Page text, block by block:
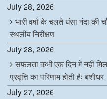
July 28, 2026
भारी वर्षा के चलते धंसा नंदा की
स्थलीय निरीक्षण
July 28, 2026
सफलता कभी एक दिन में नहीं
प्रवृत्ति का परिणाम होती हैः बंशीधर
July 27, 2026